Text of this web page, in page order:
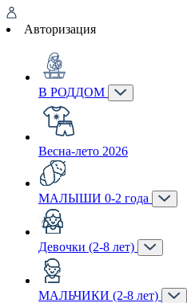
Авторизация
В РОДДОМ
Весна-лето 2026
МАЛЫШИ 0-2 года
Девочки (2-8 лет)
МАЛЬЧИКИ (2-8 лет)